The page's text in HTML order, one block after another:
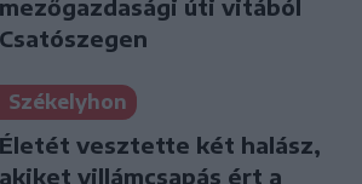
mezőgazdasági úti vitából
Csatószegen
Székelyhon
Életét vesztette két halász,
akiket villámcsapás ért a